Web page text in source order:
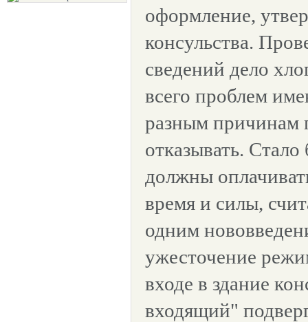
оформление,
консульства.
сведений дело
всего проблем
разным причинам
отказывать.
должны
время и силы,
одним
ужесточение
входе в здание
входящий"